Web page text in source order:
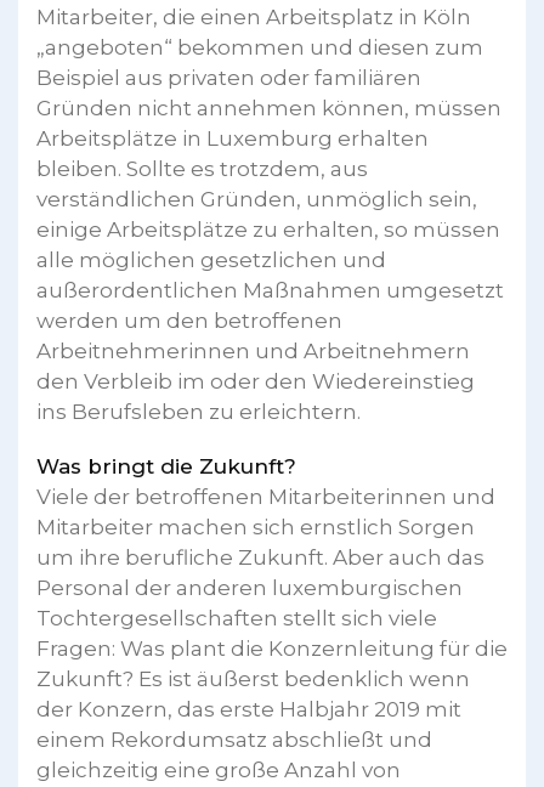
Mitarbeiter, die einen Arbeitsplatz in Köln
„angeboten“ bekommen und diesen zum
Beispiel aus privaten oder familiären
Gründen nicht annehmen können, müssen
Arbeitsplätze in Luxemburg erhalten
bleiben. Sollte es trotzdem, aus
verständlichen Gründen, unmöglich sein,
einige Arbeitsplätze zu erhalten, so müssen
alle möglichen gesetzlichen und
außerordentlichen Maßnahmen umgesetzt
werden um den betroffenen
Arbeitnehmerinnen und Arbeitnehmern
den Verbleib im oder den Wiedereinstieg
ins Berufsleben zu erleichtern.
Was bringt die Zukunft?
Viele der betroffenen Mitarbeiterinnen und
Mitarbeiter machen sich ernstlich Sorgen
um ihre berufliche Zukunft. Aber auch das
Personal der anderen luxemburgischen
Tochtergesellschaften stellt sich viele
Fragen: Was plant die Konzernleitung für die
Zukunft? Es ist äußerst bedenklich wenn
der Konzern, das erste Halbjahr 2019 mit
einem Rekordumsatz abschließt und
gleichzeitig eine große Anzahl von